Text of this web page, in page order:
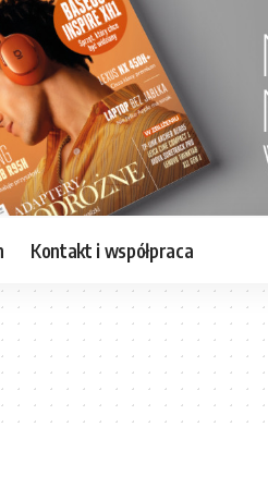
Kontakt i współpraca